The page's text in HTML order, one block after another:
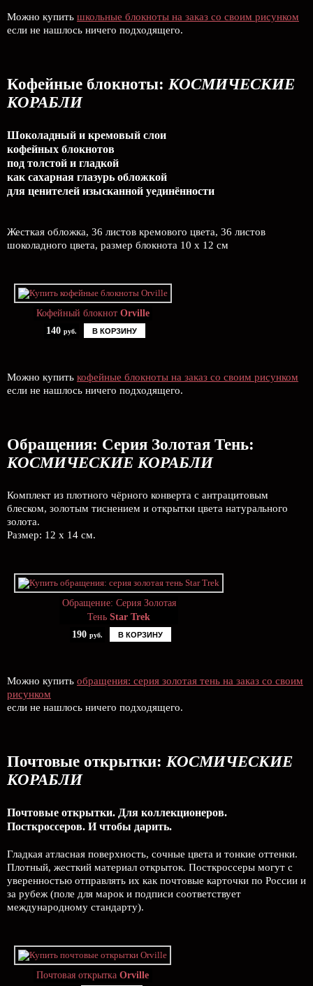
Можно купить школьные блокноты на заказ со своим рисунком
если не нашлось ничего подходящего.
Кофейные блокноты: КОСМИЧЕСКИЕ
КОРАБЛИ
Шоколадный и кремовый слои
кофейных блокнотов
под толстой и гладкой
как сахарная глазурь обложкой
для ценителей изысканной уединённости
Жесткая обложка, 36 листов кремового цвета, 36 листов
шоколадного цвета, размер блокнота 10 x 12 см
Кофейный блокнот Orville
140 руб. В КОРЗИНУ
Можно купить кофейные блокноты на заказ со своим рисунком
если не нашлось ничего подходящего.
Обращения: Серия Золотая Тень:
КОСМИЧЕСКИЕ КОРАБЛИ
Комплект из плотного чёрного конверта с антрацитовым
блеском, золотым тиснением и открытки цвета натурального
золота.
Размер: 12 х 14 см.
Обращение: Серия Золотая
Тень Star Trek
190 руб. В КОРЗИНУ
Можно купить обращения: серия золотая тень на заказ со своим
рисунком
если не нашлось ничего подходящего.
Почтовые открытки: КОСМИЧЕСКИЕ
КОРАБЛИ
Почтовые открытки. Для коллекционеров.
Посткроссеров. И чтобы дарить.
Гладкая атласная поверхность, сочные цвета и тонкие оттенки.
Плотный, жесткий материал открыток. Посткроссеры могут с
уверенностью отправлять их как почтовые карточки по России и
за рубеж (поле для марок и подписи соответствует
международному стандарту).
Почтовая открытка Orville